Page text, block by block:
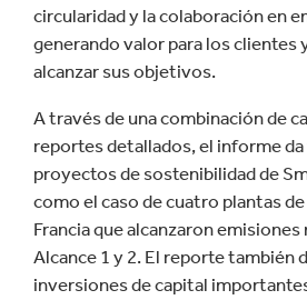
circularidad y la colaboración en
generando valor para los clientes
alcanzar sus objetivos.
A través de una combinación de
reportes detallados, el informe da
proyectos de sostenibilidad de
como el caso de cuatro plantas
Francia que alcanzaron
Alcance 1 y 2. El reporte también
inversiones de capital